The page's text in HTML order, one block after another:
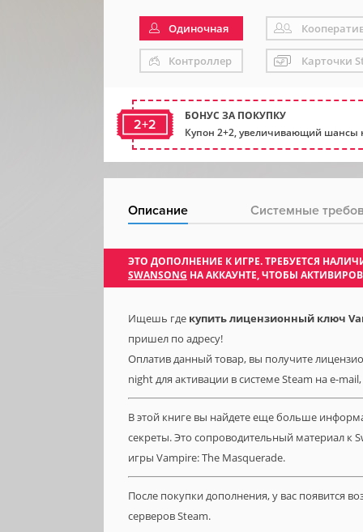
Одиночная
Контроллер Карточки
2+2
БОНУС ЗА ПОКУПКУ
Купон 2+2, увеличивающий шансы
Описание Системные
ЭТО ДОПОЛНЕНИЕ К ИГРЕ. ТРЕБУЕТСЯ
SWANSONG НА АККАУНТЕ, ЧТОБЫ
Ищешь где купить лицензионный ключ
пришел по адресу!
Оплатив данный товар, вы получите
night для активации в системе Steam на e-
В этой книге вы найдете еще больше
секреты. Это сопроводительный материал к
игры Vampire: The Masquerade.
После покупки дополнения, у вас появится
серверов Steam.